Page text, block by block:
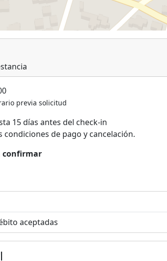
previa solicitud
15 días antes del check-in
de pago y cancelación.
confirmar
aceptadas